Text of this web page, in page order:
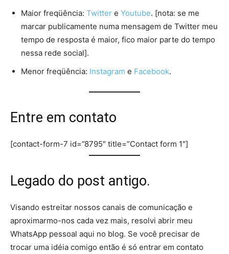
Maior freqüência: Twitter e Youtube. [nota: se me
marcar publicamente numa mensagem de Twitter meu
tempo de resposta é maior, fico maior parte do tempo
nessa rede social].
Menor freqüência: Instagram e Facebook.
Entre em contato
[contact-form-7 id=”8795″ title=”Contact form 1″]
Legado do post antigo.
Visando estreitar nossos canais de comunicação e
aproximarmo-nos cada vez mais, resolvi abrir meu
WhatsApp pessoal aqui no blog. Se você precisar de
trocar uma idéia comigo então é só entrar em contato